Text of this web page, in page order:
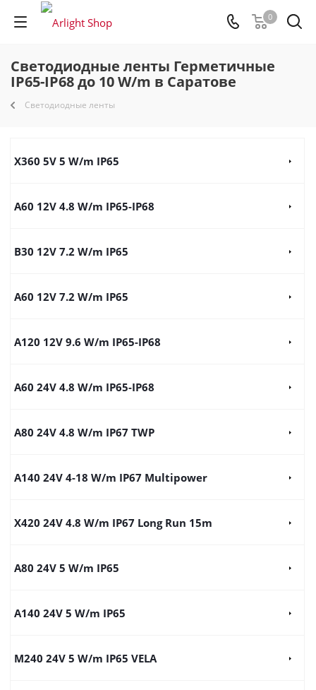
0
Светодиодные ленты Герметичные
IP65-IP68 до 10 W/m в Саратове
Светодиодные ленты
X360 5V 5 W/m IP65
A60 12V 4.8 W/m IP65-IP68
B30 12V 7.2 W/m IP65
A60 12V 7.2 W/m IP65
A120 12V 9.6 W/m IP65-IP68
A60 24V 4.8 W/m IP65-IP68
A80 24V 4.8 W/m IP67 TWP
A140 24V 4-18 W/m IP67 Multipower
X420 24V 4.8 W/m IP67 Long Run 15m
A80 24V 5 W/m IP65
A140 24V 5 W/m IP65
M240 24V 5 W/m IP65 VELA